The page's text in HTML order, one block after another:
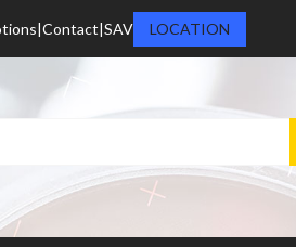
Contact SAV LOCATION